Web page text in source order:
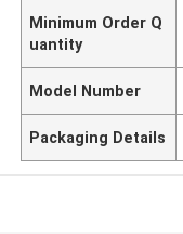
Minimum Order Q
uantity
Model Number
Packaging Details